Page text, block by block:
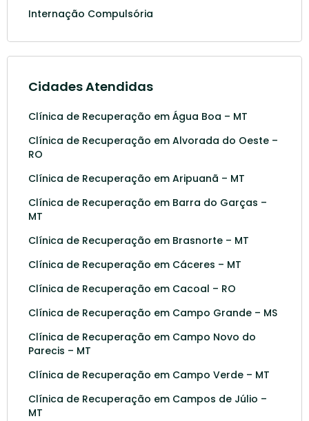
Internação Compulsória
Cidades Atendidas
Clínica de Recuperação em Água Boa – MT
Clínica de Recuperação em Alvorada do Oeste –
RO
Clínica de Recuperação em Aripuanã – MT
Clínica de Recuperação em Barra do Garças –
MT
Clínica de Recuperação em Brasnorte – MT
Clínica de Recuperação em Cáceres – MT
Clínica de Recuperação em Cacoal – RO
Clínica de Recuperação em Campo Grande – MS
Clínica de Recuperação em Campo Novo do
Parecis – MT
Clínica de Recuperação em Campo Verde – MT
Clínica de Recuperação em Campos de Júlio –
MT